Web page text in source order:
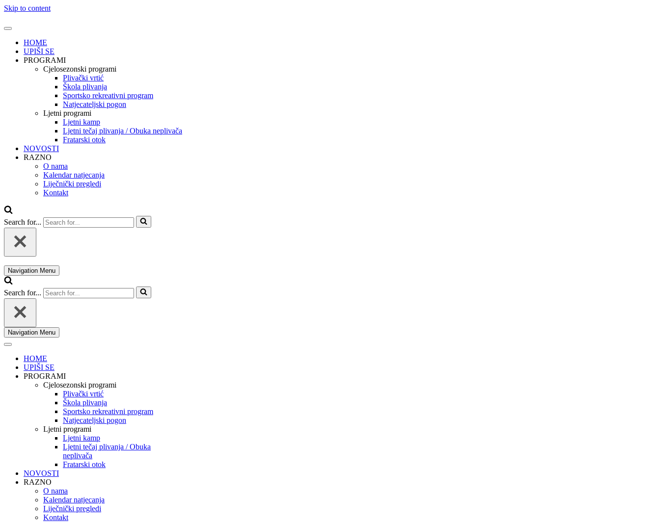
Skip to content
HOME
UPIŠI SE
PROGRAMI
Cjelosezonski programi
Plivački vrtić
Škola plivanja
Sportsko rekreativni program
Natjecateljski pogon
Ljetni programi
Ljetni kamp
Ljetni tečaj plivanja / Obuka neplivača
Fratarski otok
NOVOSTI
RAZNO
O nama
Kalendar natjecanja
Liječnički pregledi
Kontakt
Search for...
Navigation Menu
Search for...
Navigation Menu
HOME
UPIŠI SE
PROGRAMI
Cjelosezonski programi
Plivački vrtić
Škola plivanja
Sportsko rekreativni program
Natjecateljski pogon
Ljetni programi
Ljetni kamp
Ljetni tečaj plivanja / Obuka
neplivača
Fratarski otok
NOVOSTI
RAZNO
O nama
Kalendar natjecanja
Liječnički pregledi
Kontakt